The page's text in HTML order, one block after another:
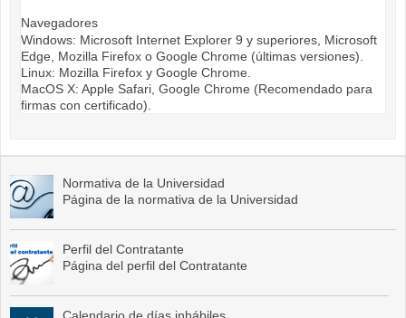
Navegadores
Windows: Microsoft Internet Explorer 9 y superiores, Microsoft
Edge, Mozilla Firefox o Google Chrome (últimas versiones).
Linux: Mozilla Firefox y Google Chrome.
MacOS X: Apple Safari, Google Chrome (Recomendado para
firmas con certificado).
Normativa de la Universidad
Página de la normativa de la Universidad
Perfil del Contratante
Página del perfil del Contratante
Calendario de días inhábiles